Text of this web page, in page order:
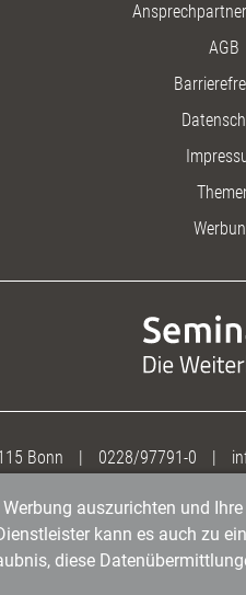
AGB
Bonn | 0228/97791-0 |
auszurichten und
kann es auch zu
diese